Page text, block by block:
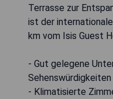
Terrasse zur
ist der
km vom Isis Guest
- Gut gelegene
Sehenswürdigkeiten
- Klimatisierte